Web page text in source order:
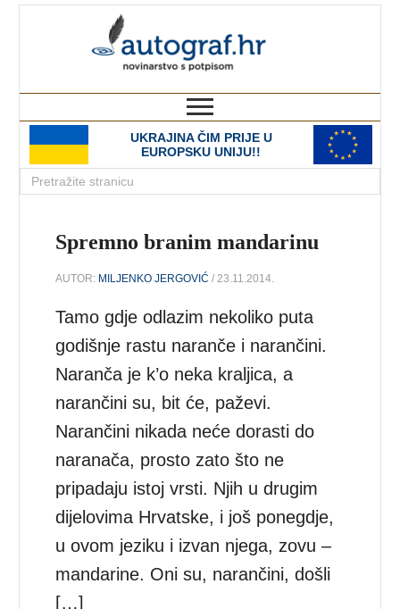
UKRAJINA ČIM PRIJE U
EUROPSKU UNIJU!!
Spremno branim mandarinu
AUTOR: MILJENKO JERGOVIĆ / 23.11.2014.
Tamo gdje odlazim nekoliko puta
godišnje rastu naranče i narančini.
Naranča je k’o neka kraljica, a
narančini su, bit će, paževi.
Narančini nikada neće dorasti do
naranača, prosto zato što ne
pripadaju istoj vrsti. Njih u drugim
dijelovima Hrvatske, i još ponegdje,
u ovom jeziku i izvan njega, zovu –
mandarine. Oni su, narančini, došli
[…]